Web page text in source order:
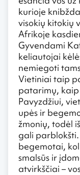
kurioje
visokių kitokių
Afrikoje
Gyvendami
keliautojai
nemiegoti
Vietiniai taip
patarimų,
Pavyzdžiui,
upės ir
žmonių, todėl
gali
begemotai,
smalsūs ir
atvirkščiai –